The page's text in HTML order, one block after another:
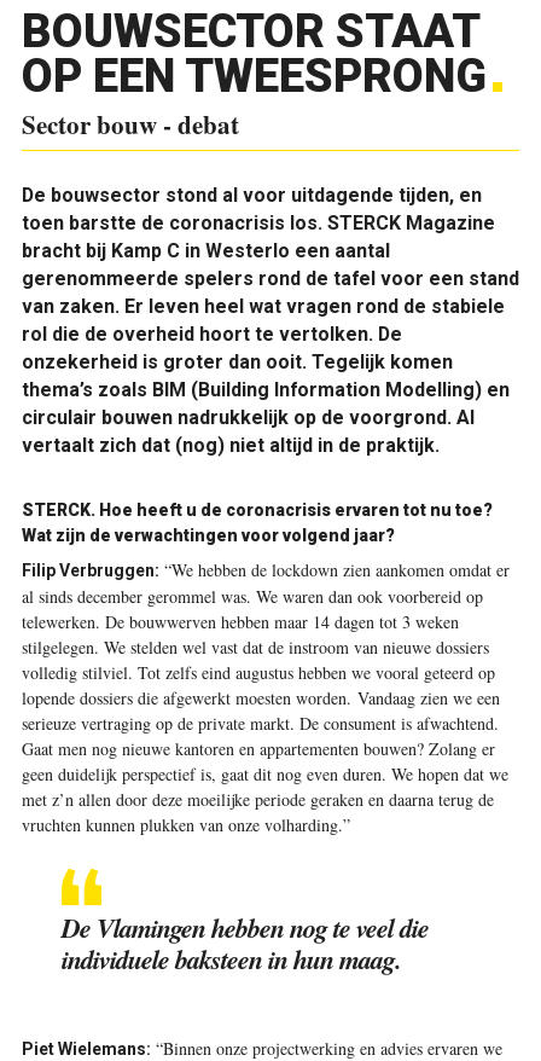
BOUWSECTOR STAAT
OP EEN TWEESPRONG
Sector bouw - debat
De bouwsector stond al voor uitdagende tijden, en
toen barstte de coronacrisis los. STERCK Magazine
bracht bij Kamp C in Westerlo een aantal
gerenommeerde spelers rond de tafel voor een stand
van zaken. Er leven heel wat vragen rond de stabiele
rol die de overheid hoort te vertolken. De
onzekerheid is groter dan ooit. Tegelijk komen
thema’s zoals BIM (Building Information Modelling) en
circulair bouwen nadrukkelijk op de voorgrond. Al
vertaalt zich dat (nog) niet altijd in de praktijk.
STERCK. Hoe heeft u de coronacrisis ervaren tot nu toe?
Wat zijn de verwachtingen voor volgend jaar?
Filip Verbruggen: “We hebben de lockdown zien aankomen omdat er
al sinds december gerommel was. We waren dan ook voorbereid op
telewerken. De bouwwerven hebben maar 14 dagen tot 3 weken
stilgelegen. We stelden wel vast dat de instroom van nieuwe dossiers
volledig stilviel. Tot zelfs eind augustus hebben we vooral geteerd op
lopende dossiers die afgewerkt moesten worden. Vandaag zien we een
serieuze vertraging op de private markt. De consument is afwachtend.
Gaat men nog nieuwe kantoren en appartementen bouwen? Zolang er
geen duidelijk perspectief is, gaat dit nog even duren. We hopen dat we
met z’n allen door deze moeilijke periode geraken en daarna terug de
vruchten kunnen plukken van onze volharding.”
De Vlamingen hebben nog te veel die
individuele baksteen in hun maag.
Piet Wielemans: “Binnen onze projectwerking en advies ervaren we